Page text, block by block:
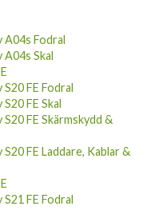
A04s Fodral
A04s Skal
S20 FE Fodral
FE Skal
S20 FE Skärmskydd &
S20 FE Laddare, Kablar &
S21 FE Fodral